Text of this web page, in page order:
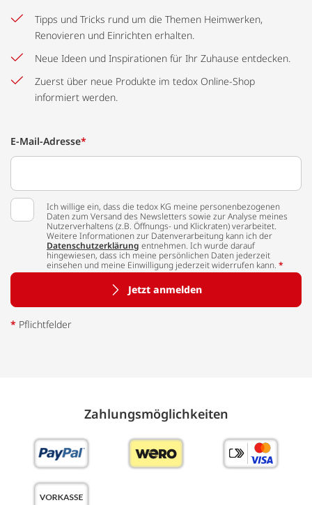
Tipps und Tricks rund um die Themen Heimwerken,
Renovieren und Einrichten erhalten.
Neue Ideen und Inspirationen für Ihr Zuhause entdecken.
Zuerst über neue Produkte im tedox Online-Shop
informiert werden.
E-Mail-Adresse*
Ich willige ein, dass die tedox KG meine personenbezogenen
Daten zum Versand des Newsletters sowie zur Analyse meines
Nutzerverhaltens (z.B. Öffnungs- und Klickraten) verarbeitet.
Weitere Informationen zur Datenverarbeitung kann ich der
Datenschutzerklärung entnehmen. Ich wurde darauf
hingewiesen, dass ich meine persönlichen Daten jederzeit
einsehen und meine Einwilligung jederzeit widerrufen kann. *
Jetzt anmelden
* Pflichtfelder
Zahlungs­möglich­keiten